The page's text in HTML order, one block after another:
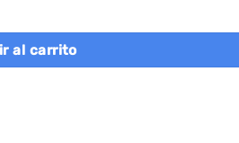
Negro Ébano y Gris Pizarra cantidad
al carrito